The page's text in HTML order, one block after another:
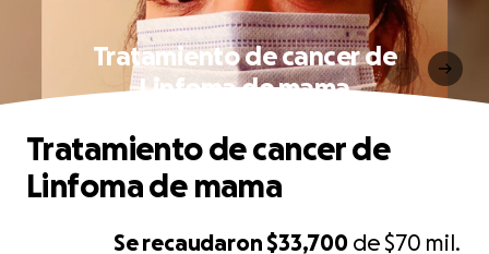
Tratamiento de cancer de
Linfoma de mama
Se recaudaron $33,700 de$70 mil.
Tratamiento de cancer de
Linfoma de mama